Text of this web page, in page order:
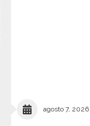
agosto 7, 2026